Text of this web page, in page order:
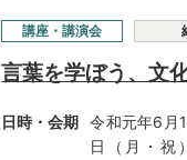
講座・講演会
言葉を学ぼう、文
日時・会期
令和元年6月
日（月・祝